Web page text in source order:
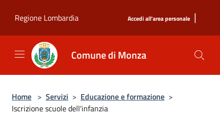
Regione Lombardia
Accedi all'area personale |
Comune di Monza
Home > Servizi > Educazione e formazione >
Iscrizione scuole dell'infanzia